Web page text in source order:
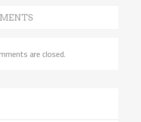
are closed.